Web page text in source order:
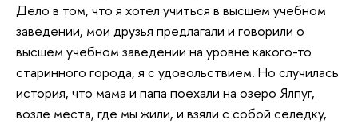
Дело в том, что я хотел учиться в высшем учебном
заведении, мои друзья предлагали и говорили о
высшем учебном заведении на уровне какого-то
старинного города, я с удовольствием. Но случилась
история, что мама и папа поехали на озеро Ялпуг,
возле места, где мы жили, и взяли с собой селедку,